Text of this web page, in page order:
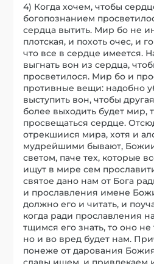
4) Когда хочем, чтобы
богопознанием
сердца вытить. Мир бо не
плотская, и похоть очес, и
что все в сердце имеется.
выгнать вон из сердца,
просветилося. Мир бо и
противные вещи: надобно
выступить вон, чтобы
более выходить будет мир,
просвещаться сердце.
отрекшиися мира, хотя и
мудрейшими бывают,
светом, паче тех, которые
ищут в мире сем
святое дано нам от Бога
и прославления имене
должно его и читать, и
когда ради прославления
тщимся его знать, то оно не
но и во вред будет нам.
понеже от дарования